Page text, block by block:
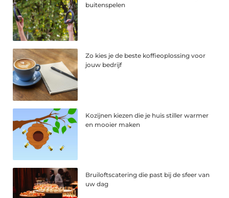
buitenspelen
Zo kies je de beste koffieoplossing voor
jouw bedrijf
Kozijnen kiezen die je huis stiller warmer
en mooier maken
Bruiloftscatering die past bij de sfeer van
uw dag